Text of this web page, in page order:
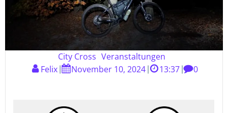
City Cross Veranstaltungen
Felix
November 10, 2024 13:37 0